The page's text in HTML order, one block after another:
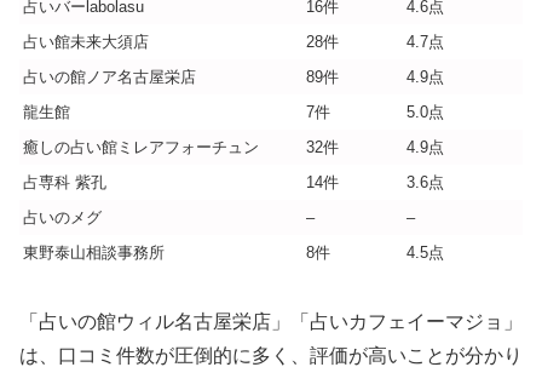
占いバーlabolasu
16件
4.6点
占い館未来大須店
28件
4.7点
占いの館ノア名古屋栄店
89件
4.9点
龍生館
7件
5.0点
癒しの占い館ミレアフォーチュン
32件
4.9点
占専科 紫孔
14件
3.6点
占いのメグ
–
–
東野泰山相談事務所
8件 4.5点
「占いの館ウィル名古屋栄店」「占いカフェイーマジョ」
は、口コミ件数が圧倒的に多く、評価が高いことが分かり